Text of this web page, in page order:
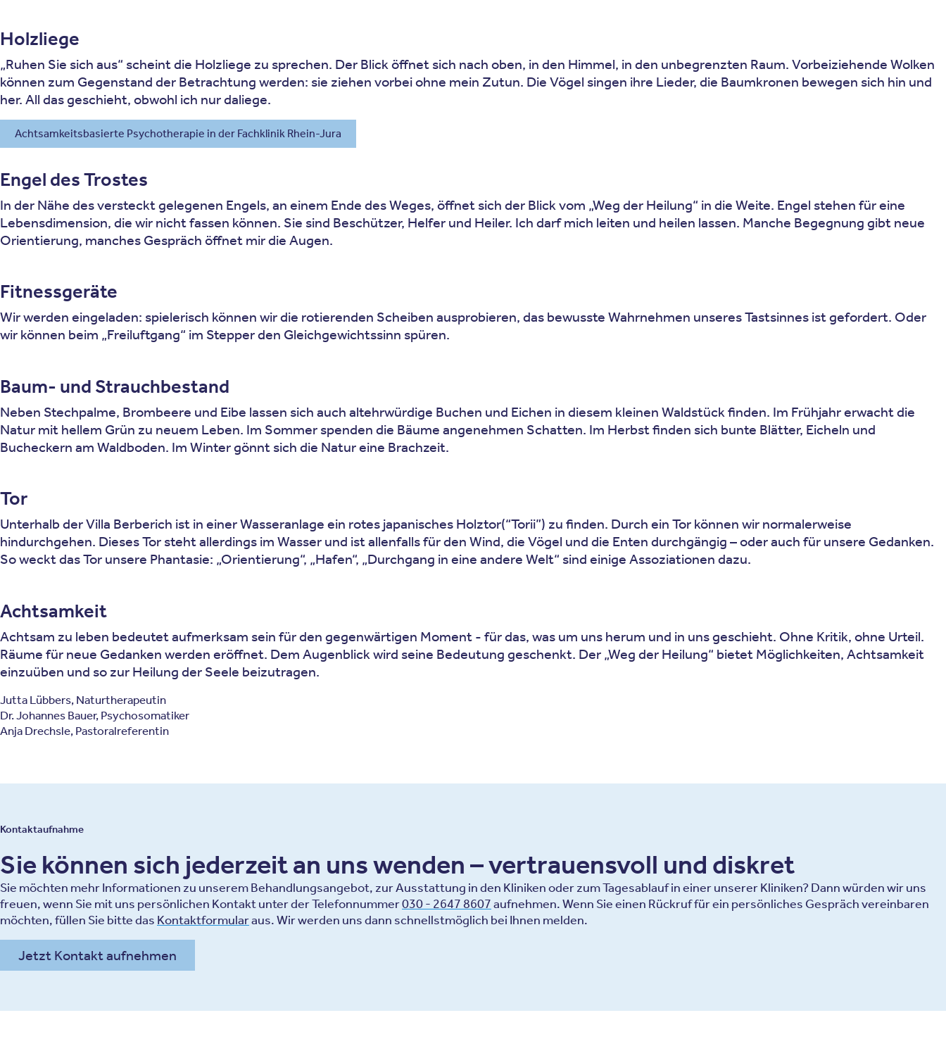
Holzliege
„Ruhen Sie sich aus“ scheint die Holzliege zu sprechen. Der Blick öffnet sich nach oben, in den Himmel, in den unbegrenzten Raum. Vorbeiziehende Wolken
können zum Gegenstand der Betrachtung werden: sie ziehen vorbei ohne mein Zutun. Die Vögel singen ihre Lieder, die Baumkronen bewegen sich hin und
her. All das geschieht, obwohl ich nur daliege.
Achtsamkeitsbasierte Psychotherapie in der Fachklinik Rhein-Jura
Engel des Trostes
In der Nähe des versteckt gelegenen Engels, an einem Ende des Weges, öffnet sich der Blick vom „Weg der Heilung“ in die Weite. Engel stehen für eine
Lebensdimension, die wir nicht fassen können. Sie sind Beschützer, Helfer und Heiler. Ich darf mich leiten und heilen lassen. Manche Begegnung gibt neue
Orientierung, manches Gespräch öffnet mir die Augen.
Fitnessgeräte
Wir werden eingeladen: spielerisch können wir die rotierenden Scheiben ausprobieren, das bewusste Wahrnehmen unseres Tastsinnes ist gefordert. Oder
wir können beim „Freiluftgang“ im Stepper den Gleichgewichtssinn spüren.
Baum- und Strauchbestand
Neben Stechpalme, Brombeere und Eibe lassen sich auch altehrwürdige Buchen und Eichen in diesem kleinen Waldstück finden. Im Frühjahr erwacht die
Natur mit hellem Grün zu neuem Leben. Im Sommer spenden die Bäume angenehmen Schatten. Im Herbst finden sich bunte Blätter, Eicheln und
Bucheckern am Waldboden. Im Winter gönnt sich die Natur eine Brachzeit.
Tor
Unterhalb der Villa Berberich ist in einer Wasseranlage ein rotes japanisches Holztor(“Torii”) zu finden. Durch ein Tor können wir normalerweise
hindurchgehen. Dieses Tor steht allerdings im Wasser und ist allenfalls für den Wind, die Vögel und die Enten durchgängig – oder auch für unsere Gedanken.
So weckt das Tor unsere Phantasie: „Orientierung“, „Hafen“, „Durchgang in eine andere Welt“ sind einige Assoziationen dazu.
Achtsamkeit
Achtsam zu leben bedeutet aufmerksam sein für den gegenwärtigen Moment - für das, was um uns herum und in uns geschieht. Ohne Kritik, ohne Urteil.
Räume für neue Gedanken werden eröffnet. Dem Augenblick wird seine Bedeutung geschenkt. Der „Weg der Heilung“ bietet Möglichkeiten, Achtsamkeit
einzuüben und so zur Heilung der Seele beizutragen.
Jutta Lübbers, Naturtherapeutin
Dr. Johannes Bauer, Psychosomatiker
Anja Drechsle, Pastoralreferentin
Kontaktaufnahme
Sie können sich jederzeit an uns wenden – vertrauensvoll und diskret
Sie möchten mehr Informationen zu unserem Behandlungsangebot, zur Ausstattung in den Kliniken oder zum Tagesablauf in einer unserer Kliniken? Dann würden wir uns
freuen, wenn Sie mit uns persönlichen Kontakt unter der Telefonnummer030 - 2647 8607aufnehmen. Wenn Sie einen Rückruf für ein persönliches Gespräch vereinbaren
möchten, füllen Sie bitte das Kontaktformularaus. Wir werden uns dann schnellstmöglich bei Ihnen melden.
Jetzt Kontakt aufnehmen